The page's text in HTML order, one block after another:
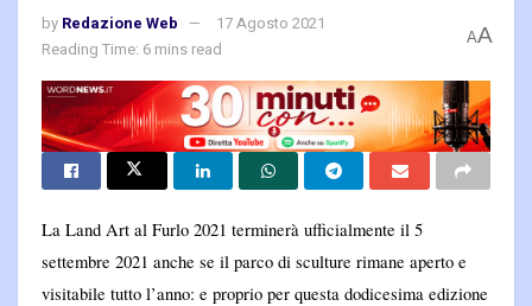
by Redazione Web
17 Agosto 2021
Reading Time: 6 mins read
AA
La Land Art al Furlo 2021 terminerà ufficialmente il 5
settembre 2021 anche se il parco di sculture rimane aperto e
visitabile tutto l’anno: e proprio per questa dodicesima edizione